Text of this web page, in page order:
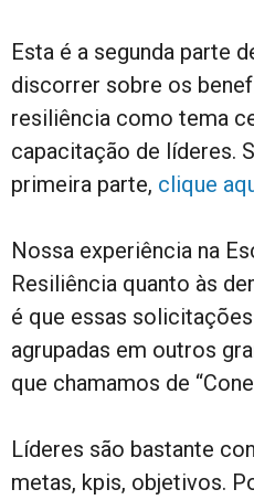
Esta é a segunda parte
discorrer sobre os
resiliência como tema
capacitação de líderes.
primeira parte, clique
Nossa experiência na
Resiliência quanto às
é que essas
agrupadas em outros
que chamamos de
Líderes são bastante
metas, kpis, objetivos.